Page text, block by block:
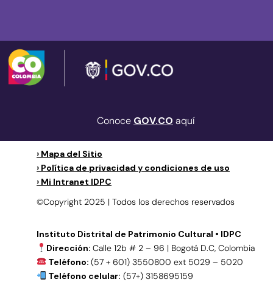
Conoce GOV.CO aquí
› Mapa del Sitio
› Política de privacidad y condiciones de uso
› Mi Intranet IDPC
©Copyright 2025 | Todos los derechos reservados
Instituto Distrital de Patrimonio Cultural • IDPC
Dirección: Calle 12b # 2 – 96 | Bogotá D.C, Colombia
Teléfono: (57 + 601) 3550800 ext 5029 – 5020
Teléfono celular: (57+) 3158695159